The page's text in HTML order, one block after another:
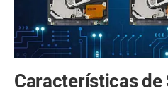
Características de